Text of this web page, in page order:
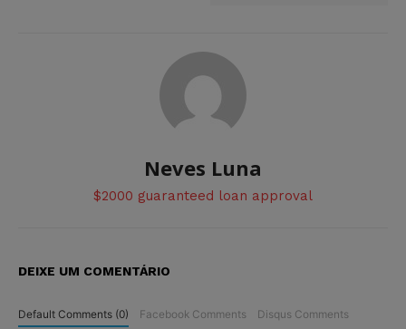
Neves Luna
$2000 guaranteed loan approval
DEIXE UM COMENTÁRIO
Default Comments (0) Facebook Comments Disqus Comments